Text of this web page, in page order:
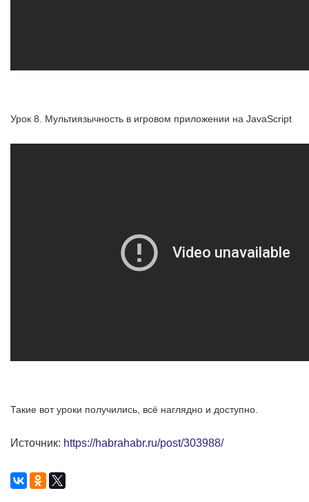
Урок 8. Мультиязычность в игровом приложении на JavaScript
Такие вот уроки получились, всё наглядно и доступно.
Источник: https://habrahabr.ru/post/303988/